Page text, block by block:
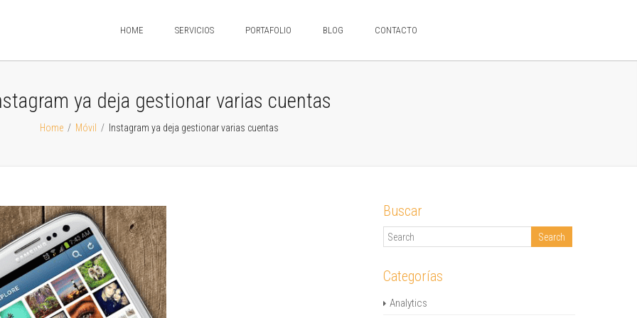
HOME SERVICIOS PORTAFOLIO BLOG CONTACTO
ya deja gestionar varias cuentas
Home / Móvil / Instagram ya deja gestionar varias cuentas
Buscar
Categorías
Analytics